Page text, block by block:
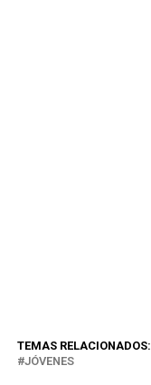
TEMAS RELACIONADOS:
JÓVENES